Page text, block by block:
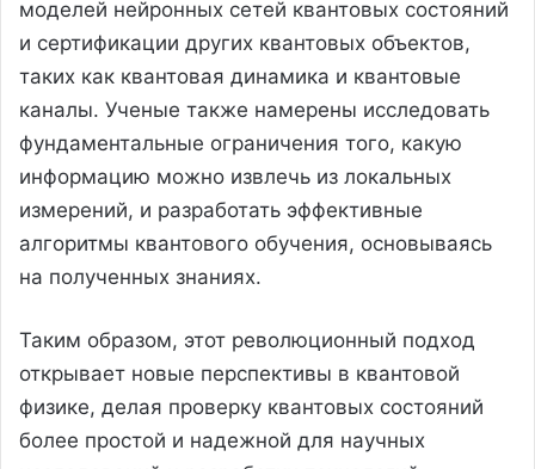
моделей нейронных сетей квантовых состояний
и сертификации других квантовых объектов,
таких как квантовая динамика и квантовые
каналы. Ученые также намерены исследовать
фундаментальные ограничения того, какую
информацию можно извлечь из локальных
измерений, и разработать эффективные
алгоритмы квантового обучения, основываясь
на полученных знаниях.
Таким образом, этот революционный подход
открывает новые перспективы в квантовой
физике, делая проверку квантовых состояний
более простой и надежной для научных